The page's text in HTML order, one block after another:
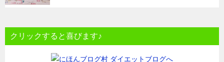
クリックすると喜びます♪